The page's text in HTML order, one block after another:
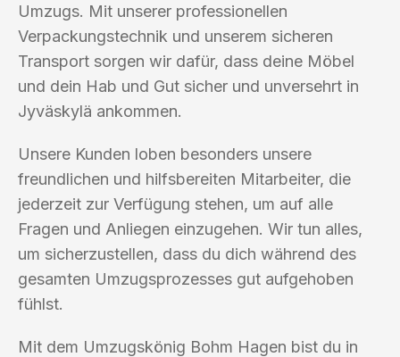
Umzugs. Mit unserer professionellen
Verpackungstechnik und unserem sicheren
Transport sorgen wir dafür, dass deine Möbel
und dein Hab und Gut sicher und unversehrt in
Jyväskylä ankommen.
Unsere Kunden loben besonders unsere
freundlichen und hilfsbereiten Mitarbeiter, die
jederzeit zur Verfügung stehen, um auf alle
Fragen und Anliegen einzugehen. Wir tun alles,
um sicherzustellen, dass du dich während des
gesamten Umzugsprozesses gut aufgehoben
fühlst.
Mit dem Umzugskönig Bohm Hagen bist du in